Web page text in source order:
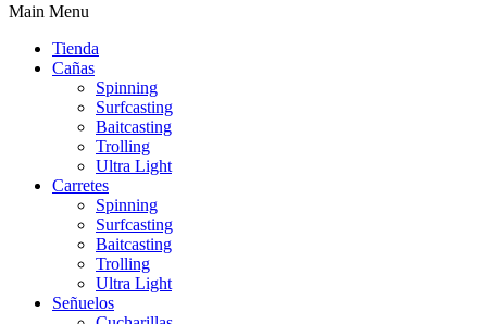
Main Menu
Tienda
Cañas
Spinning
Surfcasting
Baitcasting
Trolling
Ultra Light
Carretes
Spinning
Surfcasting
Baitcasting
Trolling
Ultra Light
Señuelos